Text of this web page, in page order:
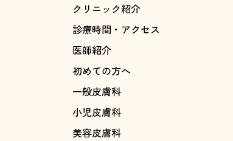
クリニック紹介
診療時間・アクセス
医師紹介
初めての方へ
一般皮膚科
小児皮膚科
美容皮膚科